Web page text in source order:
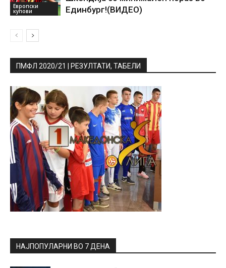
Европски
купови
Единбург!(ВИДЕО)
ПМФЛ 2020/21 | РЕЗУЛТАТИ, ТАБЕЛИ
НАЈПОПУЛАРНИ ВО 7 ДЕНА